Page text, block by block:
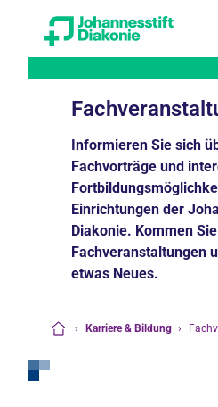
Informieren Sie sich
Fachvorträge und
Einrichtungen der
Diakonie. Kommen
Fachveranstaltungen
etwas Neues.
› Karriere & Bildung ›